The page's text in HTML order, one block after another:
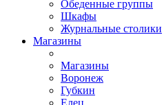
Обеденные группы
Шкафы
Журнальные столики
Магазины
Магазины
Воронеж
Губкин
Елец